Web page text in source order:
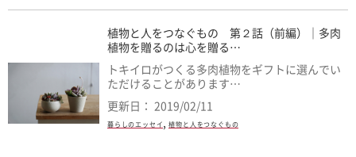
植物と人をつなぐもの 第２話（前編）｜多肉
植物を贈るのは心を贈る…
トキイロがつくる多肉植物をギフトに選んでい
ただけることがあります…
更新日： 2019/02/11
暮らしのエッセイ ,植物と人をつなぐもの